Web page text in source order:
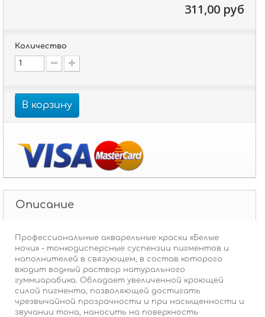
311,00 руб
Количество
В корзину
Описание
Профессиональные акварельные краски «Белые
ночи» - тонкодисперсные суспензии пигментов и
наполнителей в связующем, в состав которого
входит водный раствор натурального
гуммиарабика. Обладает увеличенной кроющей
силой пигмента, позволяющей достигать
чрезвычайной прозрачности и при насыщенности и
звучании тона, наносить на поверхность